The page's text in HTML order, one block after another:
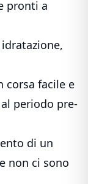
pronti a
corsa facile e
periodo pre-
di un
non ci sono